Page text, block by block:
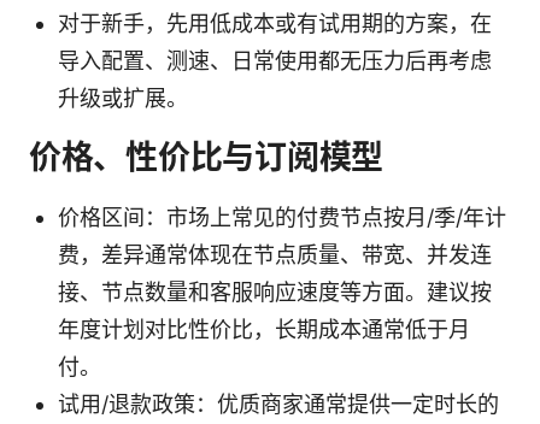
对于新手，先用低成本或有试用期的方案，在
导入配置、测速、日常使用都无压力后再考虑
升级或扩展。
价格、性价比与订阅模型
价格区间：市场上常见的付费节点按月/季/年计
费，差异通常体现在节点质量、带宽、并发连
接、节点数量和客服响应速度等方面。建议按
年度计划对比性价比，长期成本通常低于月
付。
试用/退款政策：优质商家通常提供一定时长的